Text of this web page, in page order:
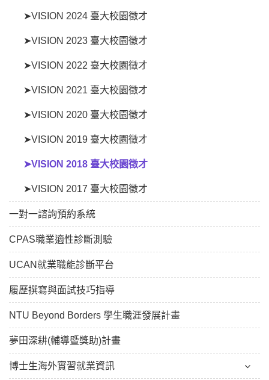
➤VISION 2024 臺大校園徵才
➤VISION 2023 臺大校園徵才
➤VISION 2022 臺大校園徵才
➤VISION 2021 臺大校園徵才
➤VISION 2020 臺大校園徵才
➤VISION 2019 臺大校園徵才
➤VISION 2018 臺大校園徵才
➤VISION 2017 臺大校園徵才
一對一諮詢預約系統
CPAS職業適性診斷測驗
UCAN就業職能診斷平台
履歷撰寫與面試技巧指導
NTU Beyond Borders 學生職涯發展計畫
夢田深耕(輔導暨獎助)計畫
博士生海外實習就業資訊